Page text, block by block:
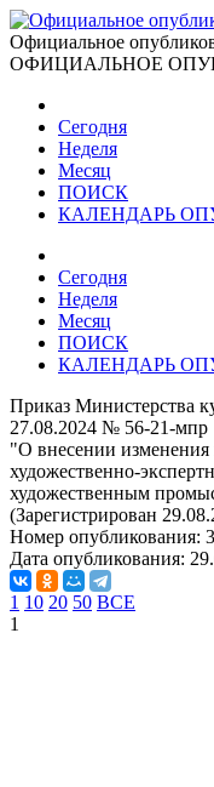
Официальное
ОФИЦИАЛЬНОЕ
Сегодня
Неделя
Месяц
ПОИСК
КАЛЕНДАРЬ
Сегодня
Неделя
Месяц
ПОИСК
КАЛЕНДАРЬ
Приказ Министерства
27.08.2024 № 56-21-мпр
"О внесении
художественно-
художественным
(Зарегистрирован
Номер опубликования:
Дата опубликования:
1 10 20 50 ВСЕ
1